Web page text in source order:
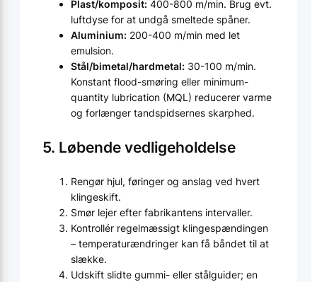
Plast/komposit: 400-800 m/min. Brug evt.
luftdyse for at undgå smeltede spåner.
Aluminium: 200-400 m/min med let
emulsion.
Stål/bimetal/hardmetal: 30-100 m/min.
Konstant flood-smøring eller minimum-
quantity lubrication (MQL) reducerer varme
og forlænger tandspidsernes skarphed.
5. Løbende vedligeholdelse
Rengør hjul, føringer og anslag ved hvert
klingeskift.
Smør lejer efter fabrikantens intervaller.
Kontrollér regelmæssigt klingespændingen
– temperaturændringer kan få båndet til at
slække.
Udskift slidte gummi- eller stålguider; en